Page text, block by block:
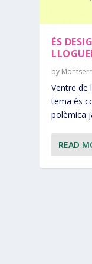
ÉS
by
Ventre de
tema és
polèmica
READ